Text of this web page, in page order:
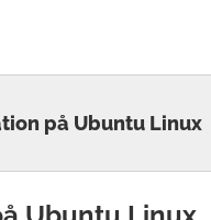
på Ubuntu Linux